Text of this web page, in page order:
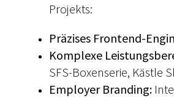
Projekts:
Präzises Frontend-
Komplexe
SFS-Boxenserie, Kästle
Employer Branding: